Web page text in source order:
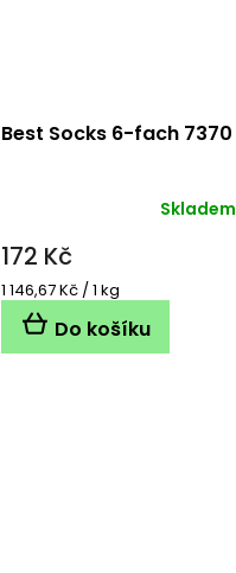
Best Socks 6-fach 7370
Skladem
172 Kč
Měrná
cena:
1 146,67 Kč / 1 kg
Do košíku